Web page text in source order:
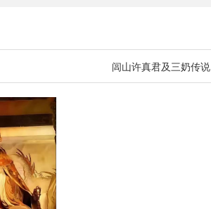
闾山许真君及三奶传说